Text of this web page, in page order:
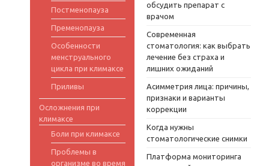
Постменопауза
Пременопауза
Особенности
менструального
цикла при климаксе
Приливы
Осложнения при
климаксе
Боли при климаксе
Проблемы в
организме во время
обсудить препарат с
врачом
Современная
стоматология: как выбрать
лечение без страха и
лишних ожиданий
Асимметрия лица: причины,
признаки и варианты
коррекции
Когда нужны
стоматологические снимки
Платформа мониторинга